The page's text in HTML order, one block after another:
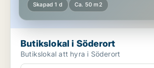
Skapad 1 d Ca. 50 m2
Butikslokal i Söderort
Butikslokal att hyra i Söderort